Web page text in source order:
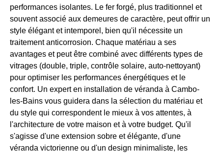
performances isolantes. Le fer forgé, plus traditionnel et
souvent associé aux demeures de caractère, peut offrir un
style élégant et intemporel, bien qu'il nécessite un
traitement anticorrosion. Chaque matériau a ses
avantages et peut être combiné avec différents types de
vitrages (double, triple, contrôle solaire, auto-nettoyant)
pour optimiser les performances énergétiques et le
confort. Un expert en installation de véranda à Cambo-
les-Bains vous guidera dans la sélection du matériau et
du style qui correspondent le mieux à vos attentes, à
l'architecture de votre maison et à votre budget. Qu'il
s'agisse d'une extension sobre et élégante, d'une
véranda victorienne ou d'un design minimaliste, les